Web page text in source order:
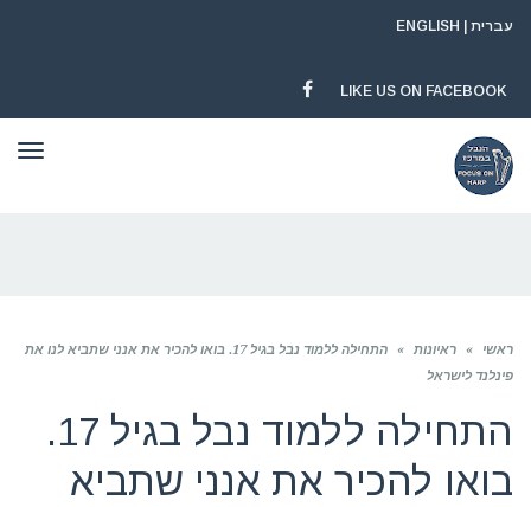
עברית ENGLISH
LIKE US ON FACEBOOK
ראשי » ראיונות »
התחילה ללמוד נבל בגיל 17. בואו להכיר את אנני שתביא לנו את
פינלנד לישראל
התחילה ללמוד נבל בגיל 17.
בואו להכיר את אנני שתביא